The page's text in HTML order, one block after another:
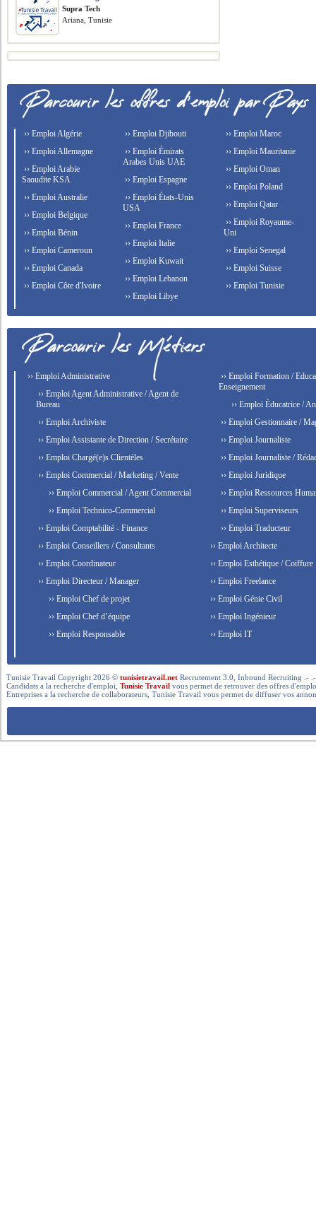
Supra Tech
Ariana, Tunisie
›› Emploi Algérie
›› Emploi Allemagne
›› Emploi Arabie
Saoudite KSA
›› Emploi Australie
›› Emploi Belgique
›› Emploi Bénin
›› Emploi Cameroun
›› Emploi Canada
›› Emploi Côte d'Ivoire
›› Emploi Djibouti
›› Emploi Émirats
Arabes Unis UAE
›› Emploi Espagne
›› Emploi États-Unis
USA
›› Emploi France
›› Emploi Italie
›› Emploi Kuwait
›› Emploi Lebanon
›› Emploi Libye
›› Emploi Maroc
›› Emploi Mauritanie
›› Emploi Oman
›› Emploi Poland
›› Emploi Qatar
›› Emploi Royaume-
Uni
›› Emploi Senegal
›› Emploi Suisse
›› Emploi Tunisie
›› Emploi Administrative
›› Emploi Agent Administrative / Agent de
Bureau
›› Emploi Archiviste
›› Emploi Assistante de Direction / Secrétaire
›› Emploi Chargé(e)s Clientèles
›› Emploi Commercial / Marketing / Vente
›› Emploi Commercial / Agent Commercial
›› Emploi Technico-Commercial
›› Emploi Comptabilité - Finance
›› Emploi Conseillers / Consultants
›› Emploi Coordinateur
›› Emploi Directeur / Manager
›› Emploi Chef de projet
›› Emploi Chef d’équipe
›› Emploi Responsable
›› Emploi Formation /
Enseignement
›› Emploi Éducatrice /
›› Emploi Gestionnaire /
›› Emploi Journaliste
›› Emploi Journaliste /
›› Emploi Juridique
›› Emploi Ressources
›› Emploi Superviseurs
›› Emploi Traducteur
›› Emploi Architecte
›› Emploi Esthétique / Coiffure
›› Emploi Freelance
›› Emploi Génie Civil
›› Emploi Ingénieur
›› Emploi IT
Tunisie Travail Copyright 2026 ©tunisietravail.net Recrutement 3.0, Inbound Recruiting .-
Candidats a la recherche d'emploi,Tunisie Travail vous permet de retrouver des offres
Entreprises a la recherche de collaborateurs, Tunisie Travail vous permet de diffuser vos